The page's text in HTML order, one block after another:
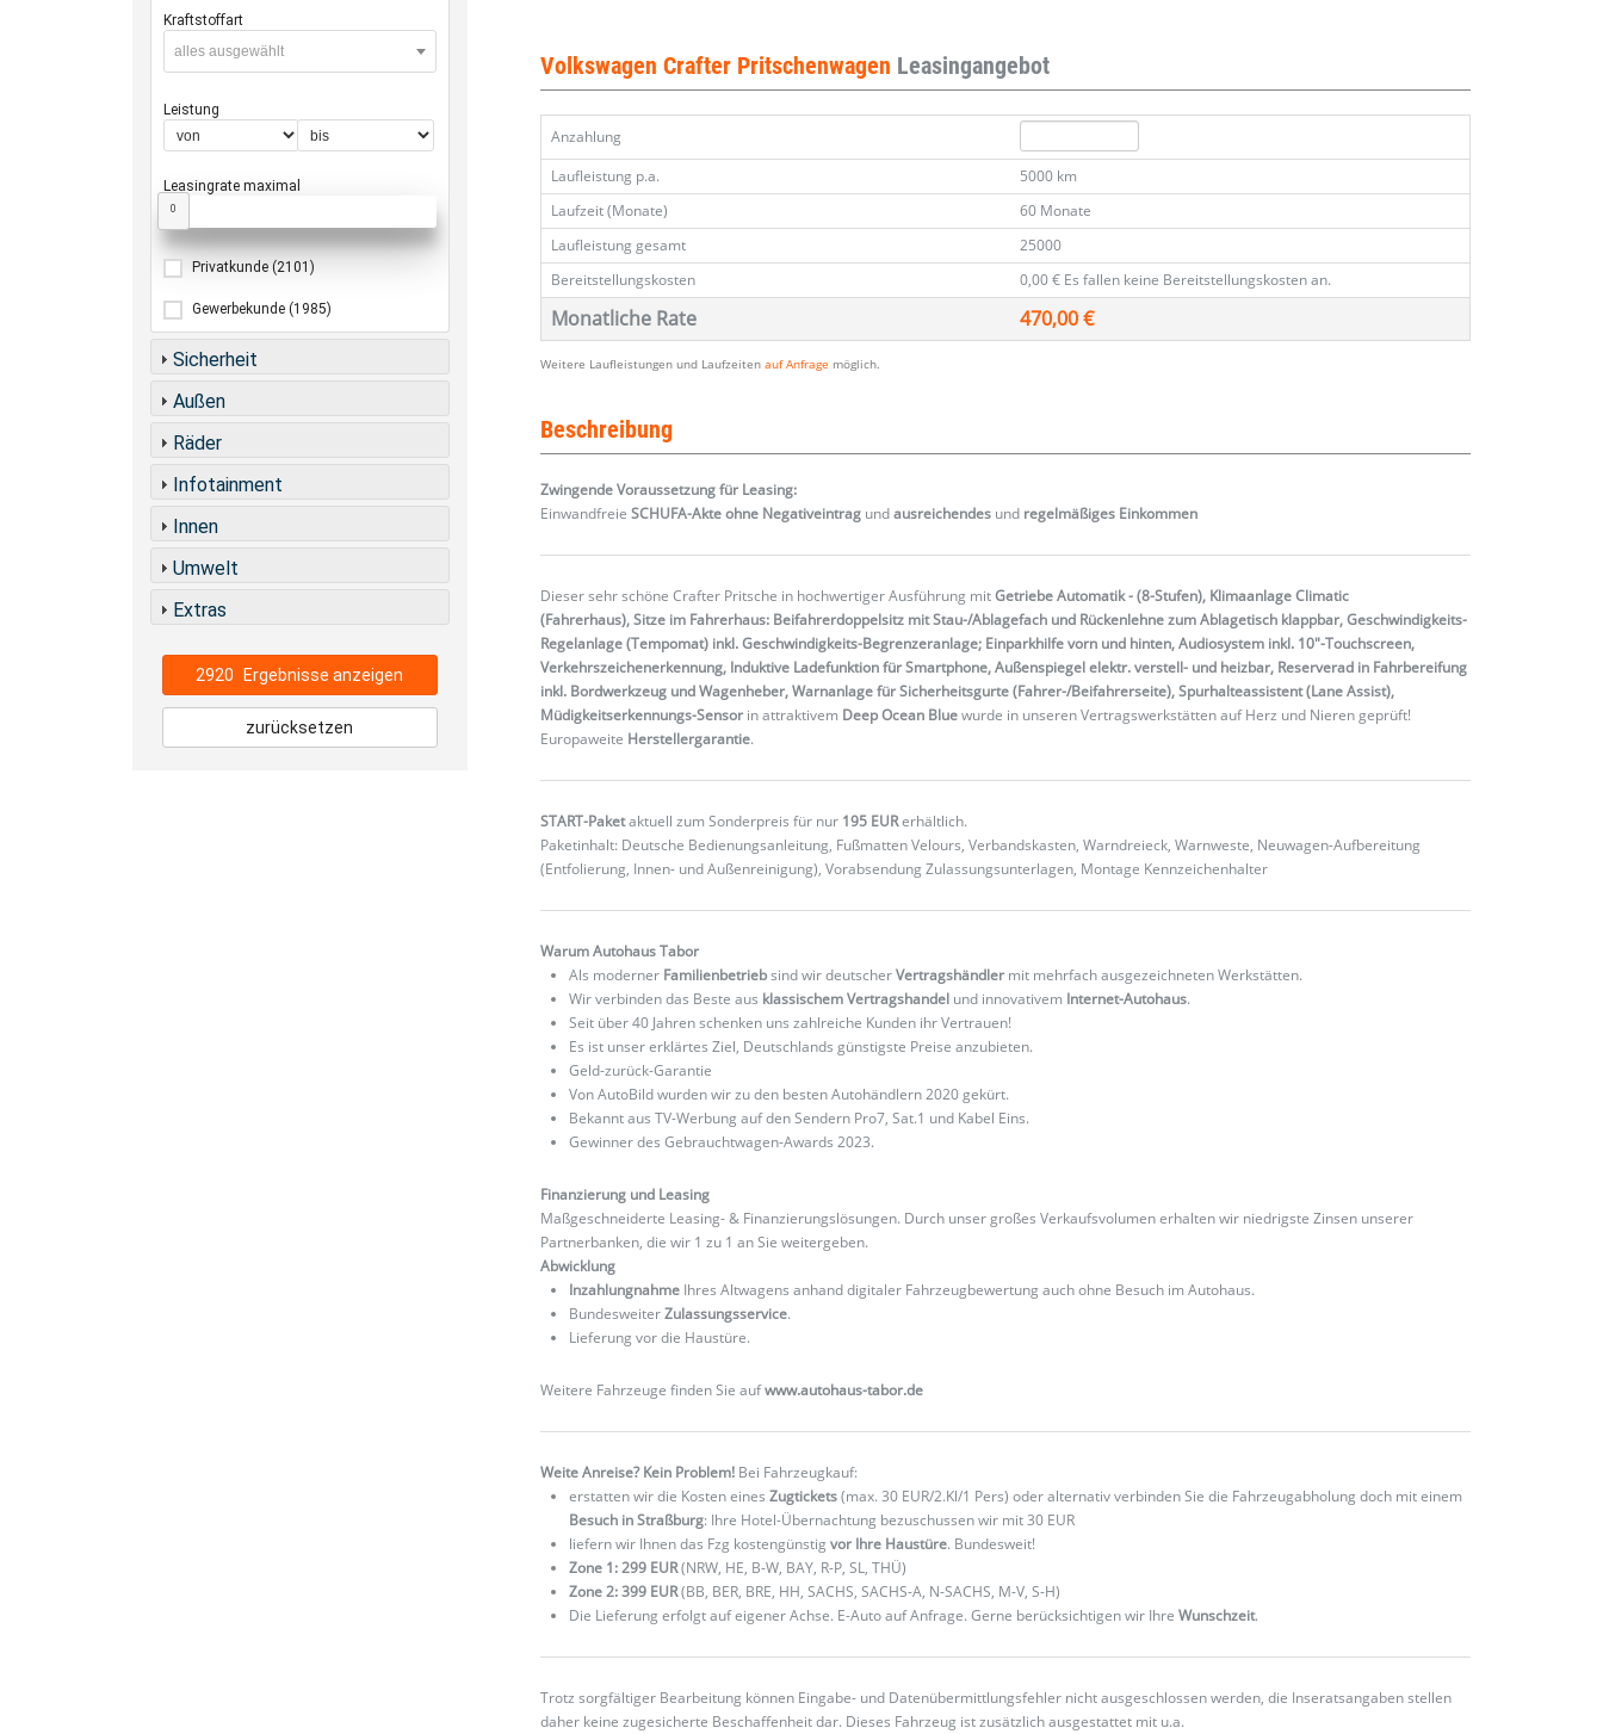
Pritsche
2.0
AT8
7S
Temp
Pritsche
2.0
AT8
7S
Temp
Pritsche
2.0
AT8
7S
Temp
Pritsche
2.0
AT8
7S
Temp
Volkswagen Crafter Pritschenwagen Leasingangebot
Anzahlung
Laufleistung p.a.
5000 km
Laufzeit (Monate)
60 Monate
Laufleistung gesamt
25000
Bereitstellungskosten
0,00 € Es fallen keine Bereitstellungskosten an.
Monatliche Rate 470,00 €
Weitere Laufleistungen und Laufzeitenauf Anfrage möglich.
Beschreibung
Zwingende Voraussetzung für Leasing:
EinwandfreieSCHUFA-Akte ohne Negativeintrag undausreichendes und regelmäßiges Einkommen
Dieser sehr schöne Crafter Pritsche in hochwertiger Ausführung mitGetriebe Automatik - (8-Stufen), Klimaanlage Climatic
(Fahrerhaus), Sitze im Fahrerhaus: Beifahrerdoppelsitz mit Stau-/Ablagefach und Rückenlehne zum Ablagetisch klappbar, Geschwindigkeits-
Regelanlage (Tempomat) inkl. Geschwindigkeits-Begrenzeranlage; Einparkhilfe vorn und hinten, Audiosystem inkl. 10"-Touchscreen,
Verkehrszeichenerkennung, Induktive Ladefunktion für Smartphone, Außenspiegel elektr. verstell- und heizbar, Reserverad in Fahrbereifung
inkl. Bordwerkzeug und Wagenheber, Warnanlage für Sicherheitsgurte (Fahrer-/Beifahrerseite), Spurhalteassistent (Lane Assist),
Müdigkeitserkennungs-Sensor in attraktivem Deep Ocean Bluewurde in unseren Vertragswerkstätten auf Herz und Nieren geprüft!
Europaweite Herstellergarantie.
START-Paketaktuell zum Sonderpreis für nur 195 EURerhältlich.
Paketinhalt: Deutsche Bedienungsanleitung, Fußmatten Velours, Verbandskasten, Warndreieck, Warnweste, Neuwagen-Aufbereitung
(Entfolierung, Innen- und Außenreinigung), Vorabsendung Zulassungsunterlagen, Montage Kennzeichenhalter
Warum Autohaus Tabor
Als moderner Familienbetriebsind wir deutscherVertragshändler mit mehrfach ausgezeichneten Werkstätten.
Wir verbinden das Beste aus klassischem Vertragshandel und innovativem Internet-Autohaus.
Seit über 40 Jahren schenken uns zahlreiche Kunden ihr Vertrauen!
Es ist unser erklärtes Ziel, Deutschlands günstigste Preise anzubieten.
Geld-zurück-Garantie
Von AutoBild wurden wir zu den besten Autohändlern 2020 gekürt.
Bekannt aus TV-Werbung auf den Sendern Pro7, Sat.1 und Kabel Eins.
Gewinner des Gebrauchtwagen-Awards 2023.
Finanzierung und Leasing
Maßgeschneiderte Leasing- & Finanzierungslösungen. Durch unser großes Verkaufsvolumen erhalten wir niedrigste Zinsen unserer
Partnerbanken, die wir 1 zu 1 an Sie weitergeben.
Abwicklung
Inzahlungnahme Ihres Altwagens anhand digitaler Fahrzeugbewertung auch ohne Besuch im Autohaus.
BundesweiterZulassungsservice.
Lieferung vor die Haustüre.
Weitere Fahrzeuge finden Sie aufwww.autohaus-tabor.de
Weite Anreise? Kein Problem! Bei Fahrzeugkauf:
erstatten wir die Kosten einesZugtickets(max. 30 EUR/2.Kl/1 Pers) oder alternativ verbinden Sie die Fahrzeugabholung doch mit einem
Besuch in Straßburg: Ihre Hotel-Übernachtung bezuschussen wir mit 30 EUR
liefern wir Ihnen das Fzg kostengünstigvor Ihre Haustüre. Bundesweit!
Zone 1: 299 EUR(NRW, HE, B-W, BAY, R-P, SL, THÜ)
Zone 2: 399 EUR(BB, BER, BRE, HH, SACHS, SACHS-A, N-SACHS, M-V, S-H)
Die Lieferung erfolgt auf eigener Achse. E-Auto auf Anfrage. Gerne berücksichtigen wir IhreWunschzeit.
Trotz sorgfältiger Bearbeitung können Eingabe- und Datenübermittlungsfehler nicht ausgeschlossen werden, die Inseratsangaben stellen
daher keine zugesicherte Beschaffenheit dar. Dieses Fahrzeug ist zusätzlich ausgestattet mit u.a.
Kraftstoffart
alles ausgewählt
Leistung
Leasingrate maximal
0
Privatkunde (2101)
Gewerbekunde (1985)
Sicherheit
Außen
Räder
Infotainment
Innen
Umwelt
Extras
2920 Ergebnisse anzeigen
zurücksetzen